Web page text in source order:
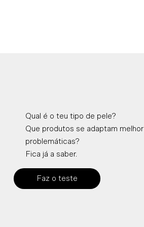
Qual é o teu tipo de pele?
Que produtos se adaptam
problemáticas?
Fica já a saber.
Faz o teste